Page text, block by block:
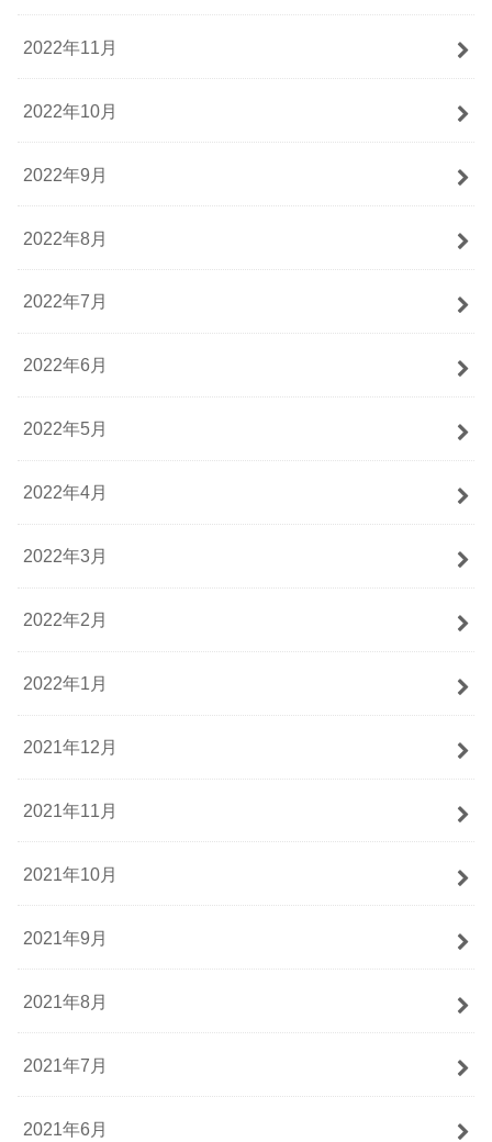
2022年11月
2022年10月
2022年9月
2022年8月
2022年7月
2022年6月
2022年5月
2022年4月
2022年3月
2022年2月
2022年1月
2021年12月
2021年11月
2021年10月
2021年9月
2021年8月
2021年7月
2021年6月